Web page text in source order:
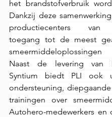
het brandstofverbruik
Dankzij deze
productiecenters van
toegang tot de meest
Naast de levering van
Syntium biedt PLI ook
ondersteuning,
trainingen over
Autohero-medewerkers en